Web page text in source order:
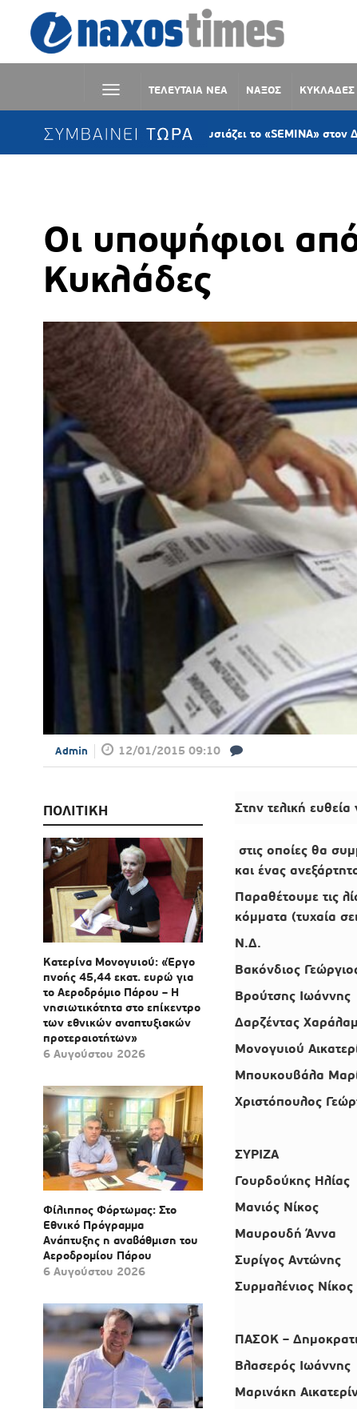
ΤΕΛΕΥΤΑΙΑ ΝΕΑ ΝΑΞΟΣ ΚΥΚΛΑΔΕΣ
ΣΥΜΒΑΙΝΕΙ ΤΩΡΑ
Η KYKLart παρουσιάζει το «SEMINA» στον Δανακό
Οι υποψήφιοι
Κυκλάδες
Admin 12/01/2015 09:10
ΠΟΛΙΤΙΚΗ
Κατερίνα Μονογυιού: «Έργο
πνοής 45,44 εκατ. ευρώ για
το Αεροδρόμιο Πάρου – Η
νησιωτικότητα στο επίκεντρο
των εθνικών αναπτυξιακών
προτεραιοτήτων»
6 Αυγούστου 2026
Φίλιππος Φόρτωμας: Στο
Εθνικό Πρόγραμμα
Ανάπτυξης η αναβάθμιση του
Αεροδρομίου Πάρου
6 Αυγούστου 2026
Στην τελική
στις οποίες θα
και ένας
Παραθέτουμε τις
κόμματα (τυχαία
Ν.Δ.
Βακόνδιος
Βρούτσης Ιωάννης
Δαρζέντας
Μονογυιού
Μπουκουβάλα
Χριστόπουλος
ΣΥΡΙΖΑ
Γουρδούκης Ηλίας
Μανιός Νίκος
Μαυρουδή Άννα
Συρίγος Αντώνης
Συρμαλένιος Νίκος
ΠΑΣΟΚ –
Βλασερός Ιωάννης
Μαρινάκη